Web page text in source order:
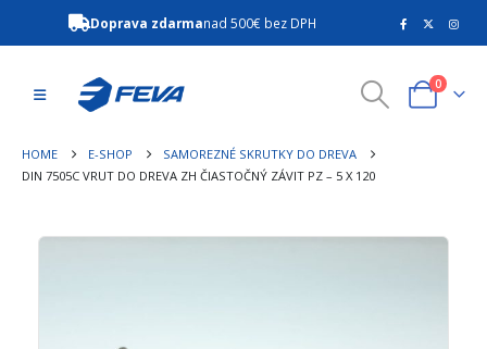
Doprava zdarmanad 500€ bez DPH
0
HOME E-SHOP
SAMOREZNÉ SKRUTKY DO DREVA
DIN 7505C VRUT DO DREVA ZH ČIASTOČNÝ ZÁVIT PZ – 5 X 120